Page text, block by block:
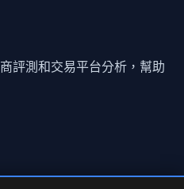
評測和交易平台分析，幫助